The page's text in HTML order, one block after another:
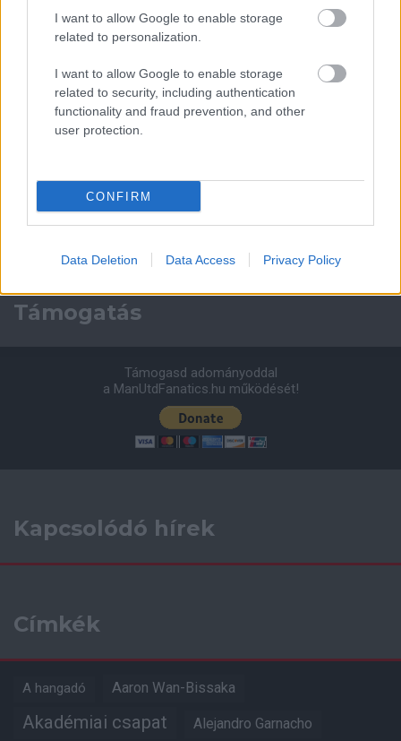
I want to allow Google to enable storage
related to personalization.
I want to allow Google to enable storage
related to security, including authentication
functionality and fraud prevention, and other
user protection.
CONFIRM
Data Deletion Data Access Privacy Policy
Manchester United
Felkészülési szezon 4. mérkőzés
2026-08-08 17:00
0 nap 9 óra 22 perc 44 másodperc
Manchester United
ELŐZŐ MÉRKŐZÉSEK
Támogatás
Támogasd adományoddal
a ManUtdFanatics.hu működését!
Kapcsolódó hírek
Címkék
A hangadó Aaron Wan-Bissaka
Akadémiai csapat Alejandro Garnacho